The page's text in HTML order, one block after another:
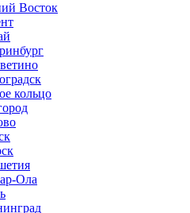
Восток
кольцо
Ола